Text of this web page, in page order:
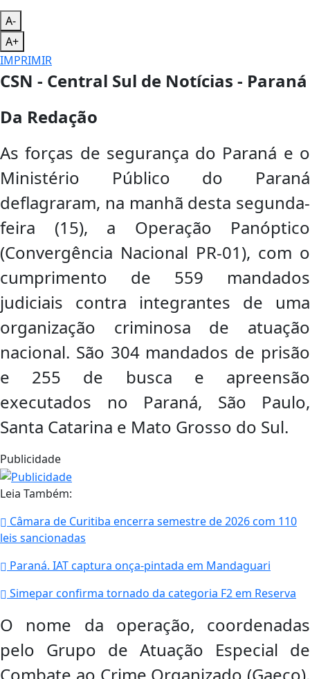
A-
A+
IMPRIMIR
CSN - Central Sul de Notícias - Paraná
Da Redação
As forças de segurança do Paraná e o
Ministério Público do Paraná
deflagraram, na manhã desta segunda-
feira (15), a Operação Panóptico
(Convergência Nacional PR-01), com o
cumprimento de 559 mandados
judiciais contra integrantes de uma
organização criminosa de atuação
nacional. São 304 mandados de prisão
e 255 de busca e apreensão
executados no Paraná, São Paulo,
Santa Catarina e Mato Grosso do Sul.
Publicidade
Leia Também:
Câmara de Curitiba encerra semestre de 2026 com 110
leis sancionadas
Paraná. IAT captura onça-pintada em Mandaguari
Simepar confirma tornado da categoria F2 em Reserva
O nome da operação, coordenadas
pelo Grupo de Atuação Especial de